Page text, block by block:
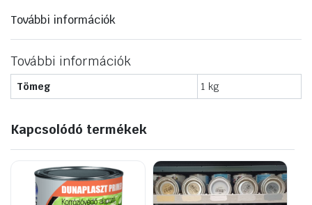
RAL8011
További információk
További információk
Tömeg 1 kg
Kapcsolódó termékek